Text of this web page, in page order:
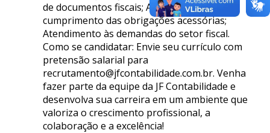
de documentos fiscais; Apoio no
cumprimento das obrigações acessórias;
Atendimento às demandas do setor fiscal.
Como se candidatar: Envie seu currículo com
pretensão salarial para
recrutamento@jfcontabilidade.com.br. Venha
fazer parte da equipe da JF Contabilidade e
desenvolva sua carreira em um ambiente que
valoriza o crescimento profissional, a
colaboração e a excelência!